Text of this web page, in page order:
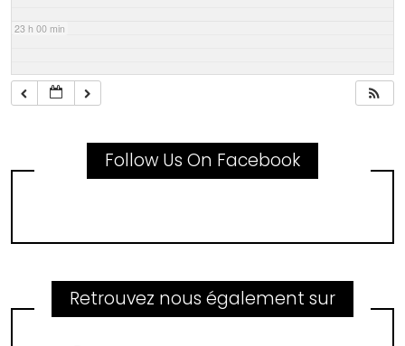
23 h 00 min
Follow Us On Facebook
Retrouvez nous également sur